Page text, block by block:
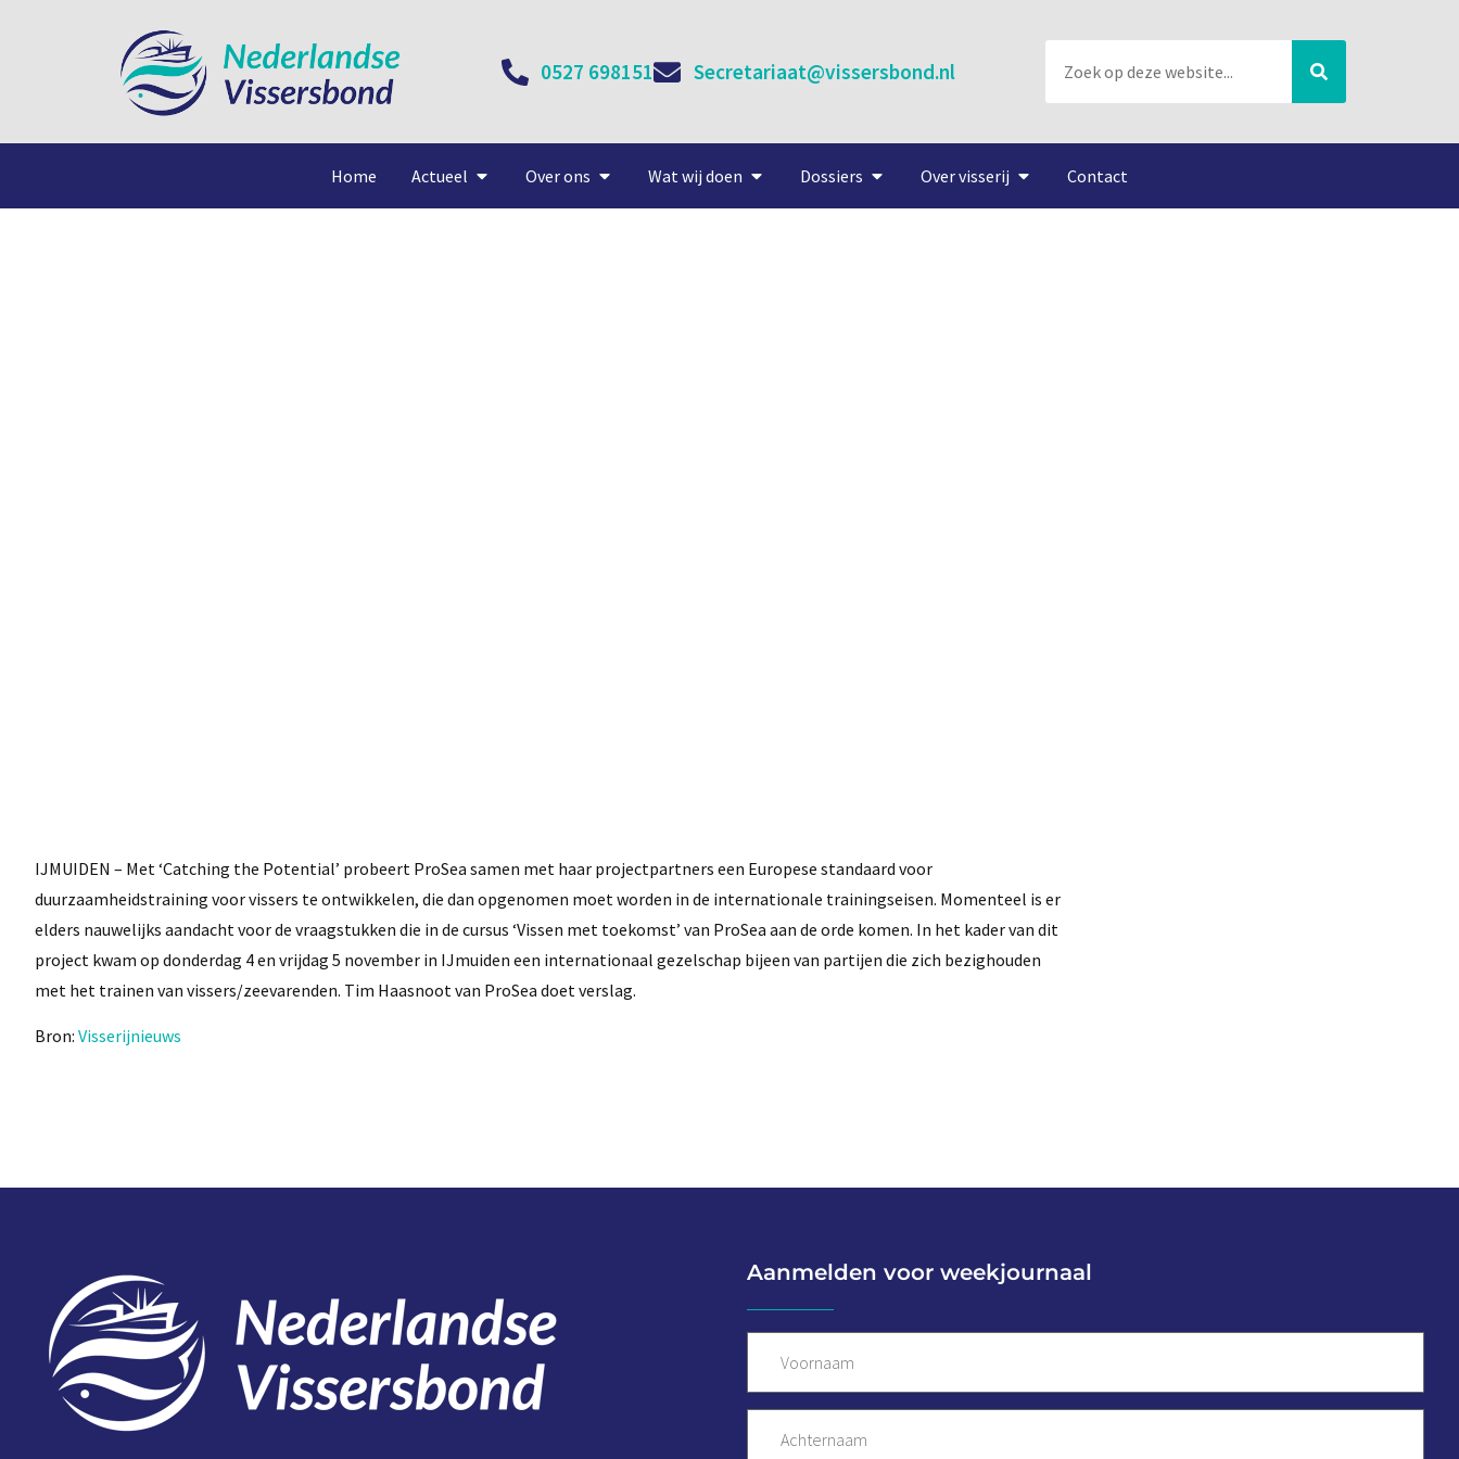
0527 698151 Secretariaat@vissersbond.nl
Home Actueel Over ons Wat wij doen Dossiers Over visserij Contact
IJMUIDEN – Met ‘Catching the Potential’ probeert ProSea samen met haar projectpartners een Europese standaard voor
duurzaamheidstraining voor vissers te ontwikkelen, die dan opgenomen moet worden in de internationale trainingseisen. Momenteel is er
elders nauwelijks aandacht voor de vraagstukken die in de cursus ‘Vissen met toekomst’ van ProSea aan de orde komen. In het kader van dit
project kwam op donderdag 4 en vrijdag 5 november in IJmuiden een internationaal gezelschap bijeen van partijen die zich bezighouden
met het trainen van vissers/zeevarenden. Tim Haasnoot van ProSea doet verslag.
Bron: Visserijnieuws
Aanmelden voor weekjournaal